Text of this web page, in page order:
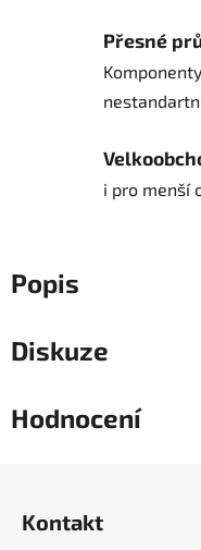
Přesné
i pro menší
Popis
Diskuze
Hodnocení
Kontakt